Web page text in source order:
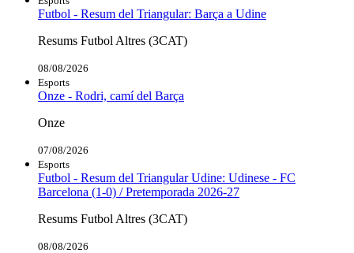
Futbol - Resum del Triangular: Barça a Udine
Resums Futbol Altres (3CAT)
08/08/2026
Esports
Onze - Rodri, camí del Barça
Onze
07/08/2026
Esports
Futbol - Resum del Triangular Udine: Udinese - FC
Barcelona (1-0) / Pretemporada 2026-27
Resums Futbol Altres (3CAT)
08/08/2026